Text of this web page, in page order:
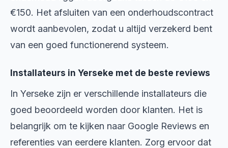
€150. Het afsluiten van een onderhoudscontract
wordt aanbevolen, zodat u altijd verzekerd bent
van een goed functionerend systeem.
Installateurs in Yerseke met de beste reviews
In Yerseke zijn er verschillende installateurs die
goed beoordeeld worden door klanten. Het is
belangrijk om te kijken naar Google Reviews en
referenties van eerdere klanten. Zorg ervoor dat